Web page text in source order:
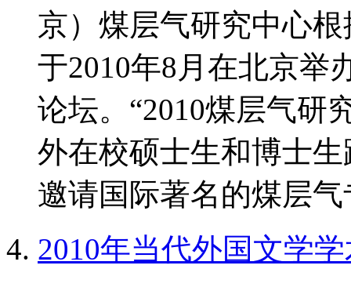
京）煤层气研究中心
于2010年8月在北京举
论坛。“2010煤层气研
外在校硕士生和博士
邀请国际著名的煤层
2010年当代外国文学